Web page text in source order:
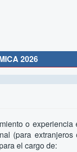
2026
o
(para
el cargo de: